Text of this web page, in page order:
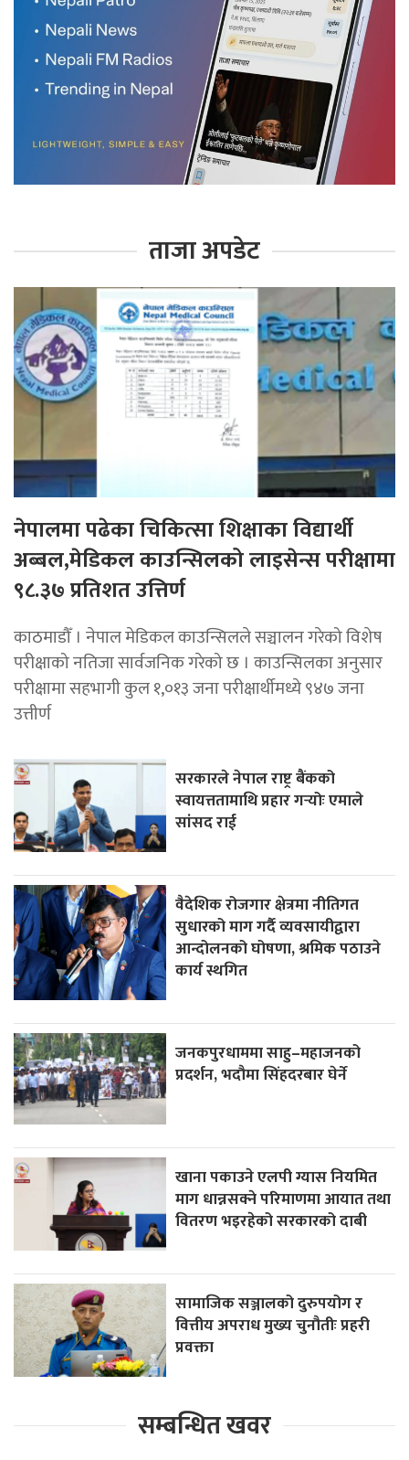
ताजा अपडेट
नेपालमा पढेका चिकित्सा शिक्षाका विद्यार्थी
अब्बल,मेडिकल काउन्सिलको लाइसेन्स परीक्षामा
९८.३७ प्रतिशत उत्तिर्ण
काठमाडौँ । नेपाल मेडिकल काउन्सिलले सञ्चालन गरेको विशेष
परीक्षाको नतिजा सार्वजनिक गरेको छ । काउन्सिलका अनुसार
परीक्षामा सहभागी कुल १,०१३ जना परीक्षार्थीमध्ये ९४७ जना
उत्तीर्ण
सरकारले नेपाल राष्ट्र बैंकको
स्वायत्ततामाथि प्रहार गर्‍योः एमाले
सांसद राई
वैदेशिक रोजगार क्षेत्रमा नीतिगत
सुधारको माग गर्दै व्यवसायीद्वारा
आन्दोलनको घोषणा, श्रमिक पठाउने
कार्य स्थगित
जनकपुरधाममा साहु–महाजनको
प्रदर्शन, भदौमा सिंहदरबार घेर्ने
खाना पकाउने एलपी ग्यास नियमित
माग धान्नसक्ने परिमाणमा आयात तथा
वितरण भइरहेको सरकारको दाबी
सामाजिक सञ्जालको दुरुपयोग र
वित्तीय अपराध मुख्य चुनौतीः प्रहरी
प्रवक्ता
सम्बन्धित खवर